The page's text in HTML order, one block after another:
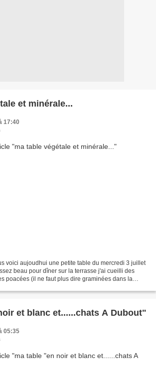
et minérale...
17:40
voici aujoudhui une petite table du mercredi 3 juillet
beau pour dîner sur la terrasse j'ai cueilli des
poacées (il ne faut plus dire graminées dans la
et blanc et......chats A Dubout"
05:35